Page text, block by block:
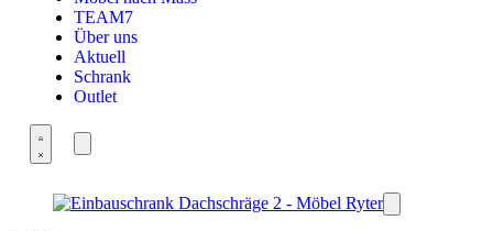
TEAM7
Über uns
Aktuell
Schrank
Outlet